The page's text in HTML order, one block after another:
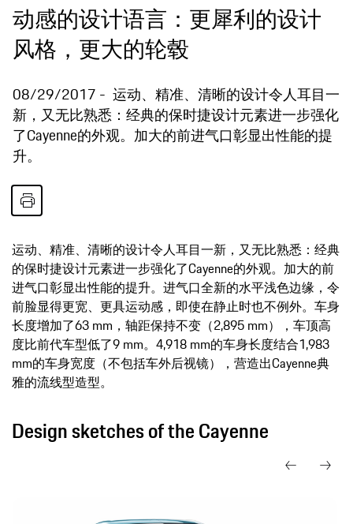
动感的设计语言：更犀利的设计
风格，更大的轮毂
08/29/2017
运动、精准、清晰的设计令人耳目一
新，又无比熟悉：经典的保时捷设计元素进一步强化
了Cayenne的外观。加大的前进气口彰显出性能的提
升。
运动、精准、清晰的设计令人耳目一新，又无比熟悉：经典
的保时捷设计元素进一步强化了Cayenne的外观。加大的前
进气口彰显出性能的提升。进气口全新的水平浅色边缘，令
前脸显得更宽、更具运动感，即使在静止时也不例外。车身
长度增加了63 mm，轴距保持不变（2,895 mm），车顶高
度比前代车型低了9 mm。4,918 mm的车身长度结合1,983
mm的车身宽度（不包括车外后视镜），营造出Cayenne典
雅的流线型造型。
Design sketches of the Cayenne